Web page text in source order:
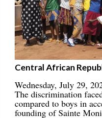
Central African
Wednesday, July 29,
The discrimination
compared to boys in
founding of Sainte